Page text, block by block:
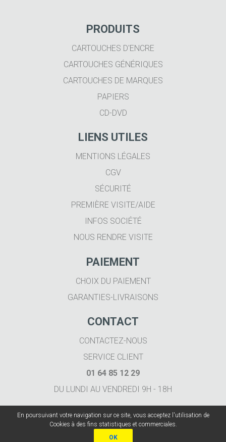
PRODUITS
CARTOUCHES D'ENCRE
CARTOUCHES GÉNÉRIQUES
CARTOUCHES DE MARQUES
PAPIERS
CD-DVD
LIENS UTILES
MENTIONS LÉGALES
CGV
SÉCURITÉ
PREMIÈRE VISITE/AIDE
INFOS SOCIÉTÉ
NOUS RENDRE VISITE
PAIEMENT
CHOIX DU PAIEMENT
GARANTIES-LIVRAISONS
CONTACT
CONTACTEZ-NOUS
SERVICE CLIENT
01 64 85 12 29
DU LUNDI AU VENDREDI 9H - 18H
En poursuivant votre navigation sur ce site, vous acceptez l'utilisation de
Cookies à des fins statistiques et commerciales.
OK